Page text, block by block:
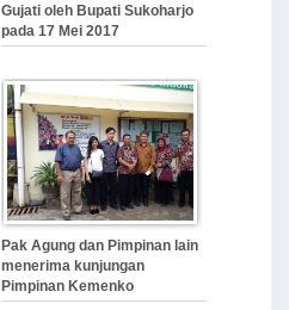
Gujati oleh Bupati Sukoharjo
pada 17 Mei 2017
Pak Agung dan Pimpinan lain
menerima kunjungan
Pimpinan Kemenko
Perekonomian